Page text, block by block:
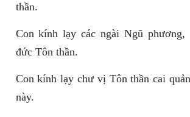
thần.
Con kính lạy các ngài Ngũ phương,
đức Tôn thần.
Con kính lạy chư vị Tôn thần cai
này.